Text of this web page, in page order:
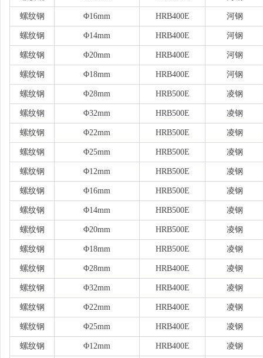
螺纹钢 Φ16mm HRB400E 河钢
螺纹钢 Φ14mm HRB400E 河钢
螺纹钢 Φ20mm HRB400E 河钢
螺纹钢 Φ18mm HRB400E 河钢
螺纹钢 Φ28mm HRB500E 凌钢
螺纹钢 Φ32mm HRB500E 凌钢
螺纹钢 Φ22mm HRB500E 凌钢
螺纹钢 Φ25mm HRB500E 凌钢
螺纹钢 Φ12mm HRB500E 凌钢
螺纹钢 Φ16mm HRB500E 凌钢
螺纹钢 Φ14mm HRB500E 凌钢
螺纹钢 Φ20mm HRB500E 凌钢
螺纹钢 Φ18mm HRB500E 凌钢
螺纹钢 Φ28mm HRB400E 凌钢
螺纹钢 Φ32mm HRB400E 凌钢
螺纹钢 Φ22mm HRB400E 凌钢
螺纹钢 Φ25mm HRB400E 凌钢
螺纹钢 Φ12mm HRB400E 凌钢